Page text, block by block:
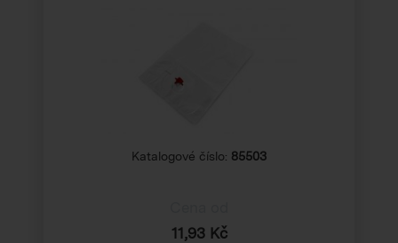
Katalogové číslo: 85503
11,93 Kč